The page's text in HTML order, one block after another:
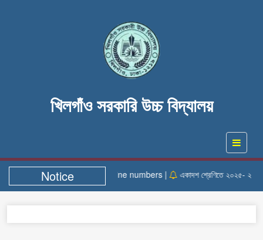
খিলগাঁও সরকারি উচ্চ বিদ্যালয়
Notice Helpline numbers | একাদশ শ্রেণিতে ২০২৫- ২০২৬